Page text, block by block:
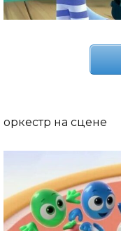
оркестр на сцене